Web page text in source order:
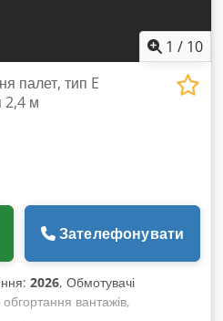
1 / 10
палет, тип E
2,4 м
Зателефонувати
2026, Обмотувачі
вантажів,